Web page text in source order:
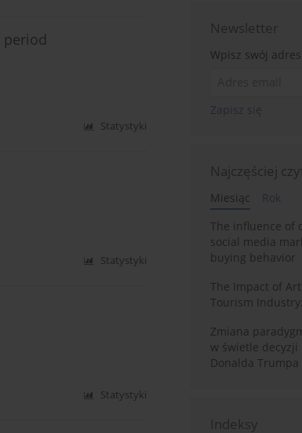
Statystyki
Statystyki
Statystyki
Newsletter
Wpisz swój
Zapisz się
Najczęściej
Miesiąc
Rok
The influence of
social media
buying behavior
The Impact of
Tourism
Zmiana
w świetle
Donalda Trumpa
Indeksy